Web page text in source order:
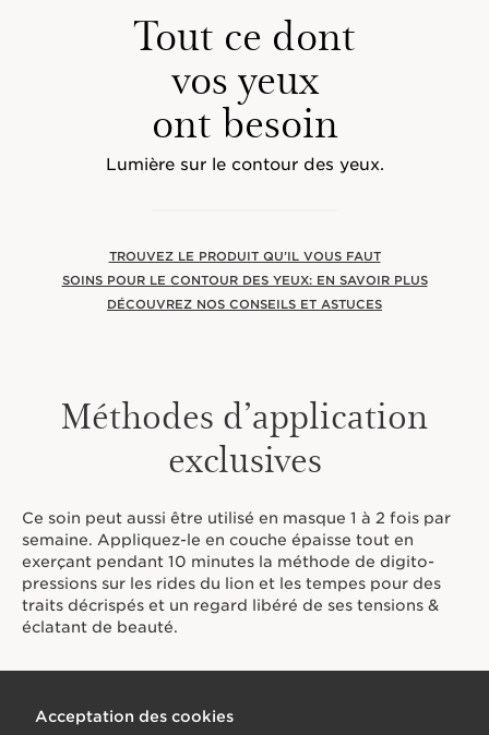
Tout ce dont
vos yeux
ont besoin
Lumière sur le contour des yeux.
TROUVEZ LE PRODUIT QU’IL VOUS FAUT
SOINS POUR LE CONTOUR DES YEUX: EN SAVOIR PLUS
DÉCOUVREZ NOS CONSEILS ET ASTUCES
Méthodes d’application
exclusives
Ce soin peut aussi être utilisé en masque 1 à 2 fois par
semaine. Appliquez-le en couche épaisse tout en
exerçant pendant 10 minutes la méthode de digito-
pressions sur les rides du lion et les tempes pour des
traits décrispés et un regard libéré de ses tensions &
éclatant de beauté.
Acceptation des cookies